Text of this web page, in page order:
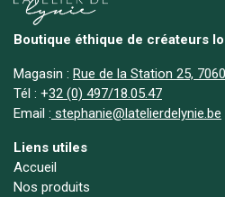
Boutique éthique de créateurs
Magasin : Rue de la Station 25,
Tél : +32 (0) 497/18.05.47
Email : stephanie@latelierdelynie.be
Liens utiles
Accueil
Nos produits